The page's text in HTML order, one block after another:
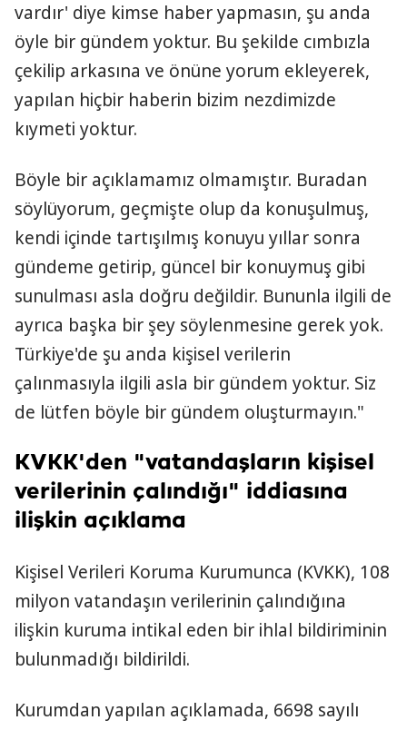
vardır' diye kimse haber yapmasın, şu anda
öyle bir gündem yoktur. Bu şekilde cımbızla
çekilip arkasına ve önüne yorum ekleyerek,
yapılan hiçbir haberin bizim nezdimizde
kıymeti yoktur.
Böyle bir açıklamamız olmamıştır. Buradan
söylüyorum, geçmişte olup da konuşulmuş,
kendi içinde tartışılmış konuyu yıllar sonra
gündeme getirip, güncel bir konuymuş gibi
sunulması asla doğru değildir. Bununla ilgili de
ayrıca başka bir şey söylenmesine gerek yok.
Türkiye'de şu anda kişisel verilerin
çalınmasıyla ilgili asla bir gündem yoktur. Siz
de lütfen böyle bir gündem oluşturmayın."
KVKK'den "vatandaşların kişisel
verilerinin çalındığı" iddiasına
ilişkin açıklama
Kişisel Verileri Koruma Kurumunca (KVKK), 108
milyon vatandaşın verilerinin çalındığına
ilişkin kuruma intikal eden bir ihlal bildiriminin
bulunmadığı bildirildi.
Kurumdan yapılan açıklamada, 6698 sayılı